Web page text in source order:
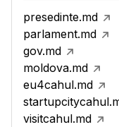
presedinte.md
parlament.md
gov.md
moldova.md
eu4cahul.md
visitcahul.md